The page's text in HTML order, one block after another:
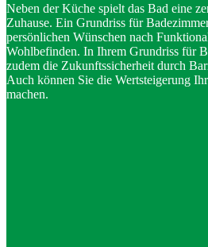
Neben der Küche spielt das Bad eine
Zuhause. Ein Grundriss für
persönlichen Wünschen nach
Wohlbefinden. In Ihrem Grundriss für
zudem die Zukunftssicherheit durch
Auch können Sie die Wertsteigerung
machen.